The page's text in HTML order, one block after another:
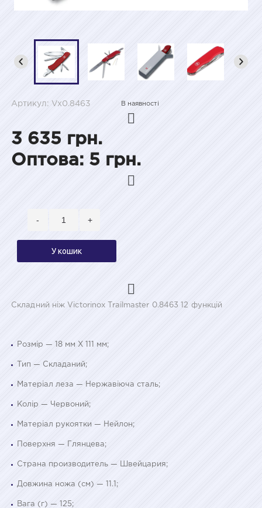
Артикул: Vx0.8463 В наявності
3 635 грн.
Оптова: 5 грн.
- +
У кошик
Складний ніж Victorinox Trailmaster 0.8463 12 функцій
Розмір — 18 мм Х 111 мм;
Тип — Складаний;
Матеріал леза — Нержавіюча сталь;
Колір — Червоний;
Матеріал рукоятки — Нейлон;
Поверхня — Глянцева;
Страна производитель — Швейцария;
Довжина ножа (см) — 11.1;
Вага (г) — 125;